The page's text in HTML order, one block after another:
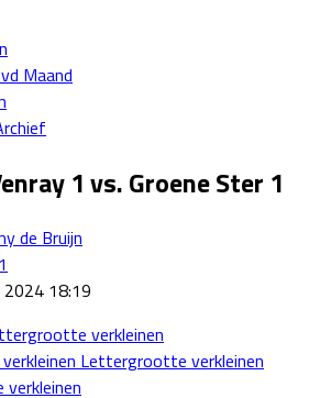
Maand
1 vs. Groene Ster 1
de Bruijn
18:19
verkleinen
Lettergrootte verkleinen